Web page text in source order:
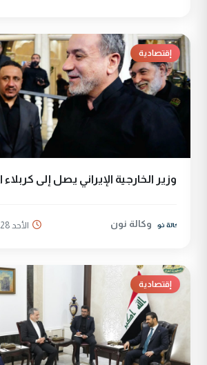
إقتصادية
وزير الخارجية الإيراني يصل إلى
وكالة نون الأحد 28 حزيران 2026
إقتصادية